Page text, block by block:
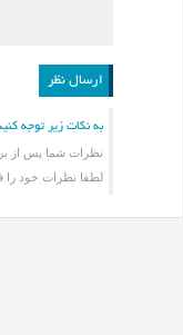
به نکات زیر توجه
نظرات شما پس از
لطفا نظرات خود را